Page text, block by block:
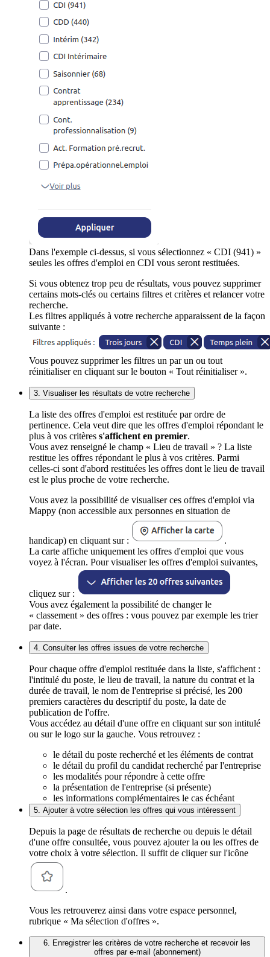
Dans l'exemple ci-dessus, si vous sélectionnez « CDI (941) »
seules les offres d'emploi en CDI vous seront restituées.
Si vous obtenez trop peu de résultats, vous pouvez supprimer
certains mots-clés ou certains filtres et critères et relancer votre
recherche.
Les filtres appliqués à votre recherche apparaissent de la façon
suivante :
Vous pouvez supprimer les filtres un par un ou tout
réinitialiser en cliquant sur le bouton « Tout réinitialiser ».
3. Visualiser les résultats de votre recherche
La liste des offres d'emploi est restituée par ordre de
pertinence. Cela veut dire que les offres d'emploi répondant le
plus à vos critères s'affichent en premier.
Vous avez renseigné le champ « Lieu de travail » ? La liste
restitue les offres répondant le plus à vos critères. Parmi
celles-ci sont d'abord restituées les offres dont le lieu de travail
est le plus proche de votre recherche.
Vous avez la possibilité de visualiser ces offres d'emploi via
Mappy (non accessible aux personnes en situation de
handicap) en cliquant sur :
.
La carte affiche uniquement les offres d'emploi que vous
voyez à l'écran. Pour visualiser les offres d'emploi suivantes,
cliquez sur :
Vous avez également la possibilité de changer le
« classement » des offres : vous pouvez par exemple les trier
par date.
4. Consulter les offres issues de votre recherche
Pour chaque offre d'emploi restituée dans la liste, s'affichent :
l'intitulé du poste, le lieu de travail, la nature du contrat et la
durée de travail, le nom de l'entreprise si précisé, les 200
premiers caractères du descriptif du poste, la date de
publication de l'offre.
Vous accédez au détail d'une offre en cliquant sur son intitulé
ou sur le logo sur la gauche. Vous retrouvez :
le détail du poste recherché et les éléments de contrat
le détail du profil du candidat recherché par l'entreprise
les modalités pour répondre à cette offre
la présentation de l'entreprise (si présente)
les informations complémentaires le cas échéant
5. Ajouter à votre sélection les offres qui vous intéressent
Depuis la page de résultats de recherche ou depuis le détail
d'une offre consultée, vous pouvez ajouter la ou les offres de
votre choix à votre sélection. Il suffit de cliquer sur l'icône
.
Vous les retrouverez ainsi dans votre espace personnel,
rubrique « Ma sélection d'offres ».
6. Enregistrer les critères de votre recherche et recevoir les
offres par e-mail (abonnement)